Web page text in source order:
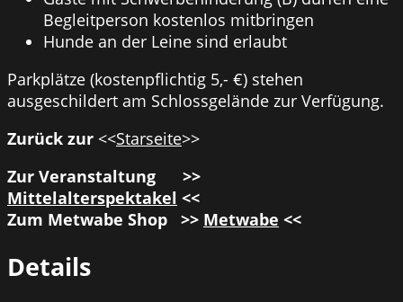
Begleitperson kostenlos mitbringen
Hunde an der Leine sind erlaubt
Parkplätze (kostenpflichtig 5,- €) stehen
ausgeschildert am Schlossgelände zur Verfügung.
Zurück zur <<Starseite>>
Zur Veranstaltung >>
Mittelalterspektakel <<
Zum Metwabe Shop >> Metwabe <<
Details